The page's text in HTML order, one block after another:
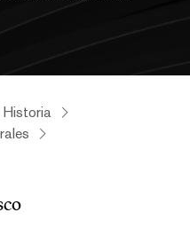
Historia
Carrasco